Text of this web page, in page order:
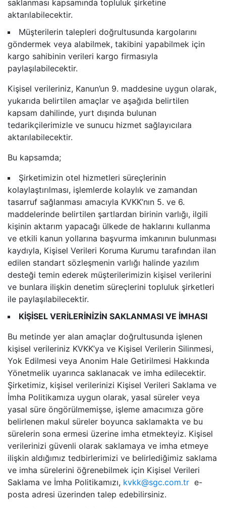
saklanması kapsamında topluluk şirketine
aktarılabilecektir.
Müşterilerin talepleri doğrultusunda kargolarını
göndermek veya alabilmek, takibini yapabilmek için
kargo sahibinin verileri kargo firmasıyla
paylaşılabilecektir.
Kişisel verileriniz, Kanun’un 9. maddesine uygun olarak,
yukarıda belirtilen amaçlar ve aşağıda belirtilen
kapsam dahilinde, yurt dışında bulunan
tedarikçilerimizle ve sunucu hizmet sağlayıcılara
aktarılabilecektir.
Bu kapsamda;
Şirketimizin otel hizmetleri süreçlerinin
kolaylaştırılması, işlemlerde kolaylık ve zamandan
tasarruf sağlanması amacıyla KVKK’nın 5. ve 6.
maddelerinde belirtilen şartlardan birinin varlığı, ilgili
kişinin aktarım yapacağı ülkede de haklarını kullanma
ve etkili kanun yollarına başvurma imkanının bulunması
kaydıyla, Kişisel Verileri Koruma Kurumu tarafından ilan
edilen standart sözleşmenin varlığı halinde yazılım
desteği temin ederek müşterilerimizin kişisel verilerini
ve bunlara ilişkin denetim süreçlerini topluluk şirketleri
ile paylaşılabilecektir.
KİŞİSEL VERİLERİNİZİN SAKLANMASI VE İMHASI
Bu metinde yer alan amaçlar doğrultusunda işlenen
kişisel verileriniz KVKK’ya ve Kişisel Verilerin Silinmesi,
Yok Edilmesi veya Anonim Hale Getirilmesi Hakkında
Yönetmelik uyarınca saklanacak ve imha edilecektir.
Şirketimiz, kişisel verilerinizi Kişisel Verileri Saklama ve
İmha Politikamıza uygun olarak, yasal süreler veya
yasal süre öngörülmemişse, işleme amacımıza göre
belirlenen makul süreler boyunca saklamakta ve bu
sürelerin sona ermesi üzerine imha etmekteyiz. Kişisel
verilerinizi güvenli olarak saklamaya ve imha etmeye
ilişkin aldığımız tedbirlerimizi ve belirlediğimiz saklama
ve imha sürelerini öğrenebilmek için Kişisel Verileri
Saklama ve İmha Politikamızı, kvkk@sgc.com.tr e-
posta adresi üzerinden talep edebilirsiniz.